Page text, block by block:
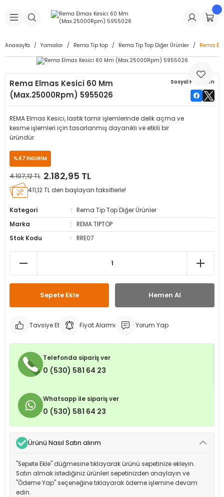
Geri Dön
Makineleri
Geri Dön
Dolgu Lastikleri
Dolgu Lastikleri
Geri Dön
İç Lastikleri
İç Lastikleri
Geri Dön
Geri Dön
& Sibop İlaveleri
Kapağı
Geri Dön
Tüpü
& Spreyler
Geri Dön
Makinesi Yedek Parçaları
Yedek Parçaları
Anasayfa Yamalar Rema Tip top Rema Tip Top Diğer Ürünler Rema
Rema Elmas Kesici 60 Mm
(Max.25000Rpm) 5955026
Sosyal Paylaşım
REMA Elmas Kesici, lastik tamir işlemlerinde delik açma ve
kesme işlemleri için tasarlanmış dayanıklı ve etkili bir
üründür.
%47 İNDİRİM
4.107,12 TL 2.182,95 TL
411,12 TL den başlayan taksitlerle!
Kategori
Rema Tip Top Diğer Ürünler
Marka
REMA TIPTOP
Stok Kodu
RRE07
Sepete Ekle Hemen Al
Tavsiye Et Fiyat Alarmı Yorum Yap
Telefonda sipariş ver
0 (530) 581 64 23
Whatsapp ile sipariş ver
0 (530) 581 64 23
Ürünü Nasıl Satın alırım
"Sepete Ekle" düğmesine tıklayarak ürünü sepetinize ekleyin.
Satın almak istediğiniz ürünleri sepetinizden onaylayın ve
"Ödeme Yap" seçeneğine tıklayarak ödeme işlemine devam
edin.